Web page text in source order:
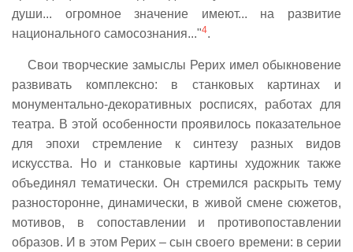
души... огромное значение имеют... на развитие
национального самосознания..."4.
Свои творческие замыслы Рерих имел обыкновение
развивать комплексно: в станковых картинах и
монументально-декоративных росписях, работах для
театра. В этой особенности проявилось показательное
для эпохи стремление к синтезу разных видов
искусства. Но и станковые картины художник также
объединял тематически. Он стремился раскрыть тему
разносторонне, динамически, в живой смене сюжетов,
мотивов, в сопоставлении и противопоставлении
образов. И в этом Рерих – сын своего времени: в серии